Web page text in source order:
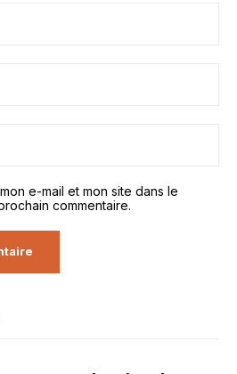
e-mail et mon site dans le
commentaire.